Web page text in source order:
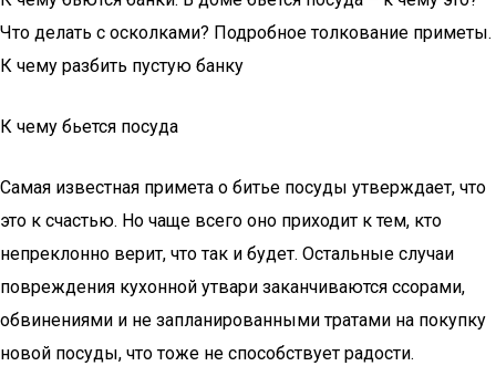
Что делать с осколками? Подробное толкование приметы.
К чему разбить пустую банку
К чему бьется посуда
Самая известная примета о битье посуды утверждает, что
это к счастью. Но чаще всего оно приходит к тем, кто
непреклонно верит, что так и будет. Остальные случаи
повреждения кухонной утвари заканчиваются ссорами,
обвинениями и не запланированными тратами на покупку
новой посуды, что тоже не способствует радости.